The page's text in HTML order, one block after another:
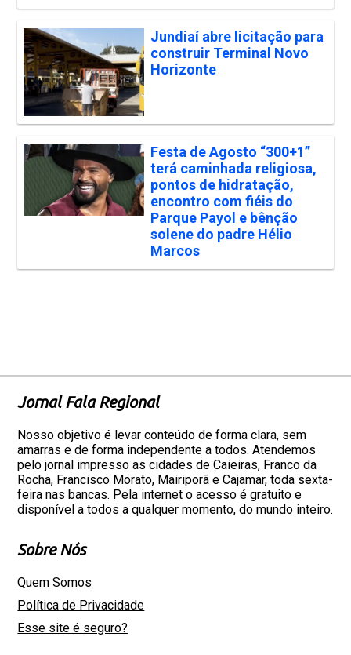
Jundiaí abre licitação para
construir Terminal Novo
Horizonte
Festa de Agosto “300+1”
terá caminhada religiosa,
pontos de hidratação,
encontro com fiéis do
Parque Payol e bênção
solene do padre Hélio
Marcos
Jornal Fala Regional
Nosso objetivo é levar conteúdo de forma clara, sem
amarras e de forma independente a todos. Atendemos
pelo jornal impresso as cidades de Caieiras, Franco da
Rocha, Francisco Morato, Mairiporã e Cajamar, toda sexta-
feira nas bancas. Pela internet o acesso é gratuito e
disponível a todos a qualquer momento, do mundo inteiro.
Sobre Nós
Quem Somos
Política de Privacidade
Esse site é seguro?